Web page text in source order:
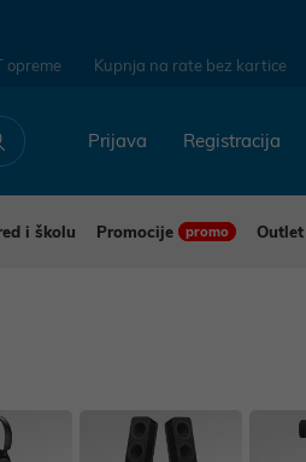
opreme Kupnja na rate bez kartice
Registracija
Prijava
i školu Promocije promo
Outlet